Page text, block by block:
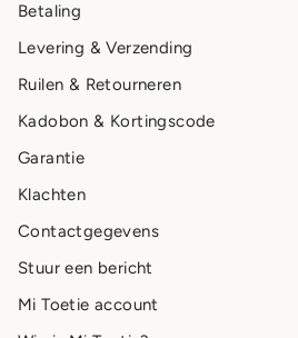
Betaling
Levering & Verzending
Ruilen & Retourneren
Kadobon & Kortingscode
Garantie
Klachten
Contactgegevens
Stuur een bericht
Mi Toetie account